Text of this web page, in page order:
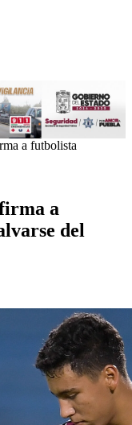
a futbolista
a
del